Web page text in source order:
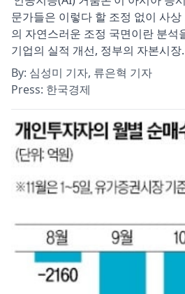
문가들은 이렇다 할 조정 없이 사
의 자연스러운 조정 국면이란 분석
기업의 실적 개선, 정부의 자본시장
By: 심성미 기자, 류은혁 기자
Press: 한국경제